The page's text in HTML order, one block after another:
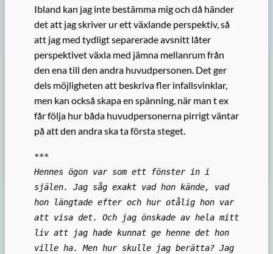
Ibland kan jag inte bestämma mig och då händer
det att jag skriver ur ett växlande perspektiv, så
att jag med tydligt separerade avsnitt låter
perspektivet växla med jämna mellanrum från
den ena till den andra huvudpersonen. Det ger
dels möjligheten att beskriva fler infallsvinklar,
men kan också skapa en spänning, när man t ex
får följa hur båda huvudpersonerna pirrigt väntar
på att den andra ska ta första steget.
***
Hennes ögon var som ett fönster in i
själen. Jag såg exakt vad hon kände, vad
hon längtade efter och hur otålig hon var
att visa det. Och jag önskade av hela mitt
liv att jag hade kunnat ge henne det hon
ville ha. Men hur skulle jag berätta? Jag